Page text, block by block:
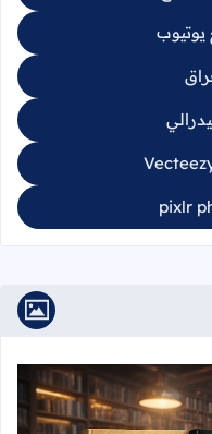
يوتيوب